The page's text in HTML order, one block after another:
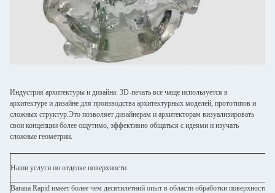
Индустрия архитектуры и дизайна: 3D-печать все чаще используется в
архитектуре и дизайне для производства архитектурных моделей, прототипов и
сложных структур.Это позволяет дизайнерам и архитекторам визуализировать
свои концепции более ощутимо, эффективно общаться с идеями и изучать
сложные геометрии.
Наши услуги по отделке поверхности
Barana Rapid имеет более чем десятилетний опыт в области обработки